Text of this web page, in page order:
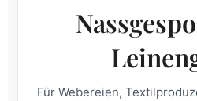
Für Webereien,